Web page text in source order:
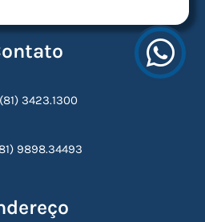
(81) 3423.1300
9898.34493